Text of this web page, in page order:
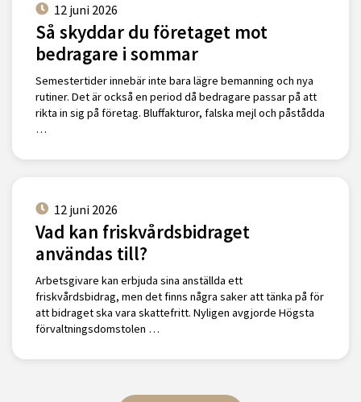
12 juni 2026
Så skyddar du företaget mot
bedragare i sommar
Semestertider innebär inte bara lägre bemanning och nya
rutiner. Det är också en period då bedragare passar på att
rikta in sig på företag. Bluffakturor, falska mejl och påstådda
…
12 juni 2026
Vad kan friskvårdsbidraget
användas till?
Arbetsgivare kan erbjuda sina anställda ett
friskvårdsbidrag, men det finns några saker att tänka på för
att bidraget ska vara skattefritt. Nyligen avgjorde Högsta
förvaltningsdomstolen …